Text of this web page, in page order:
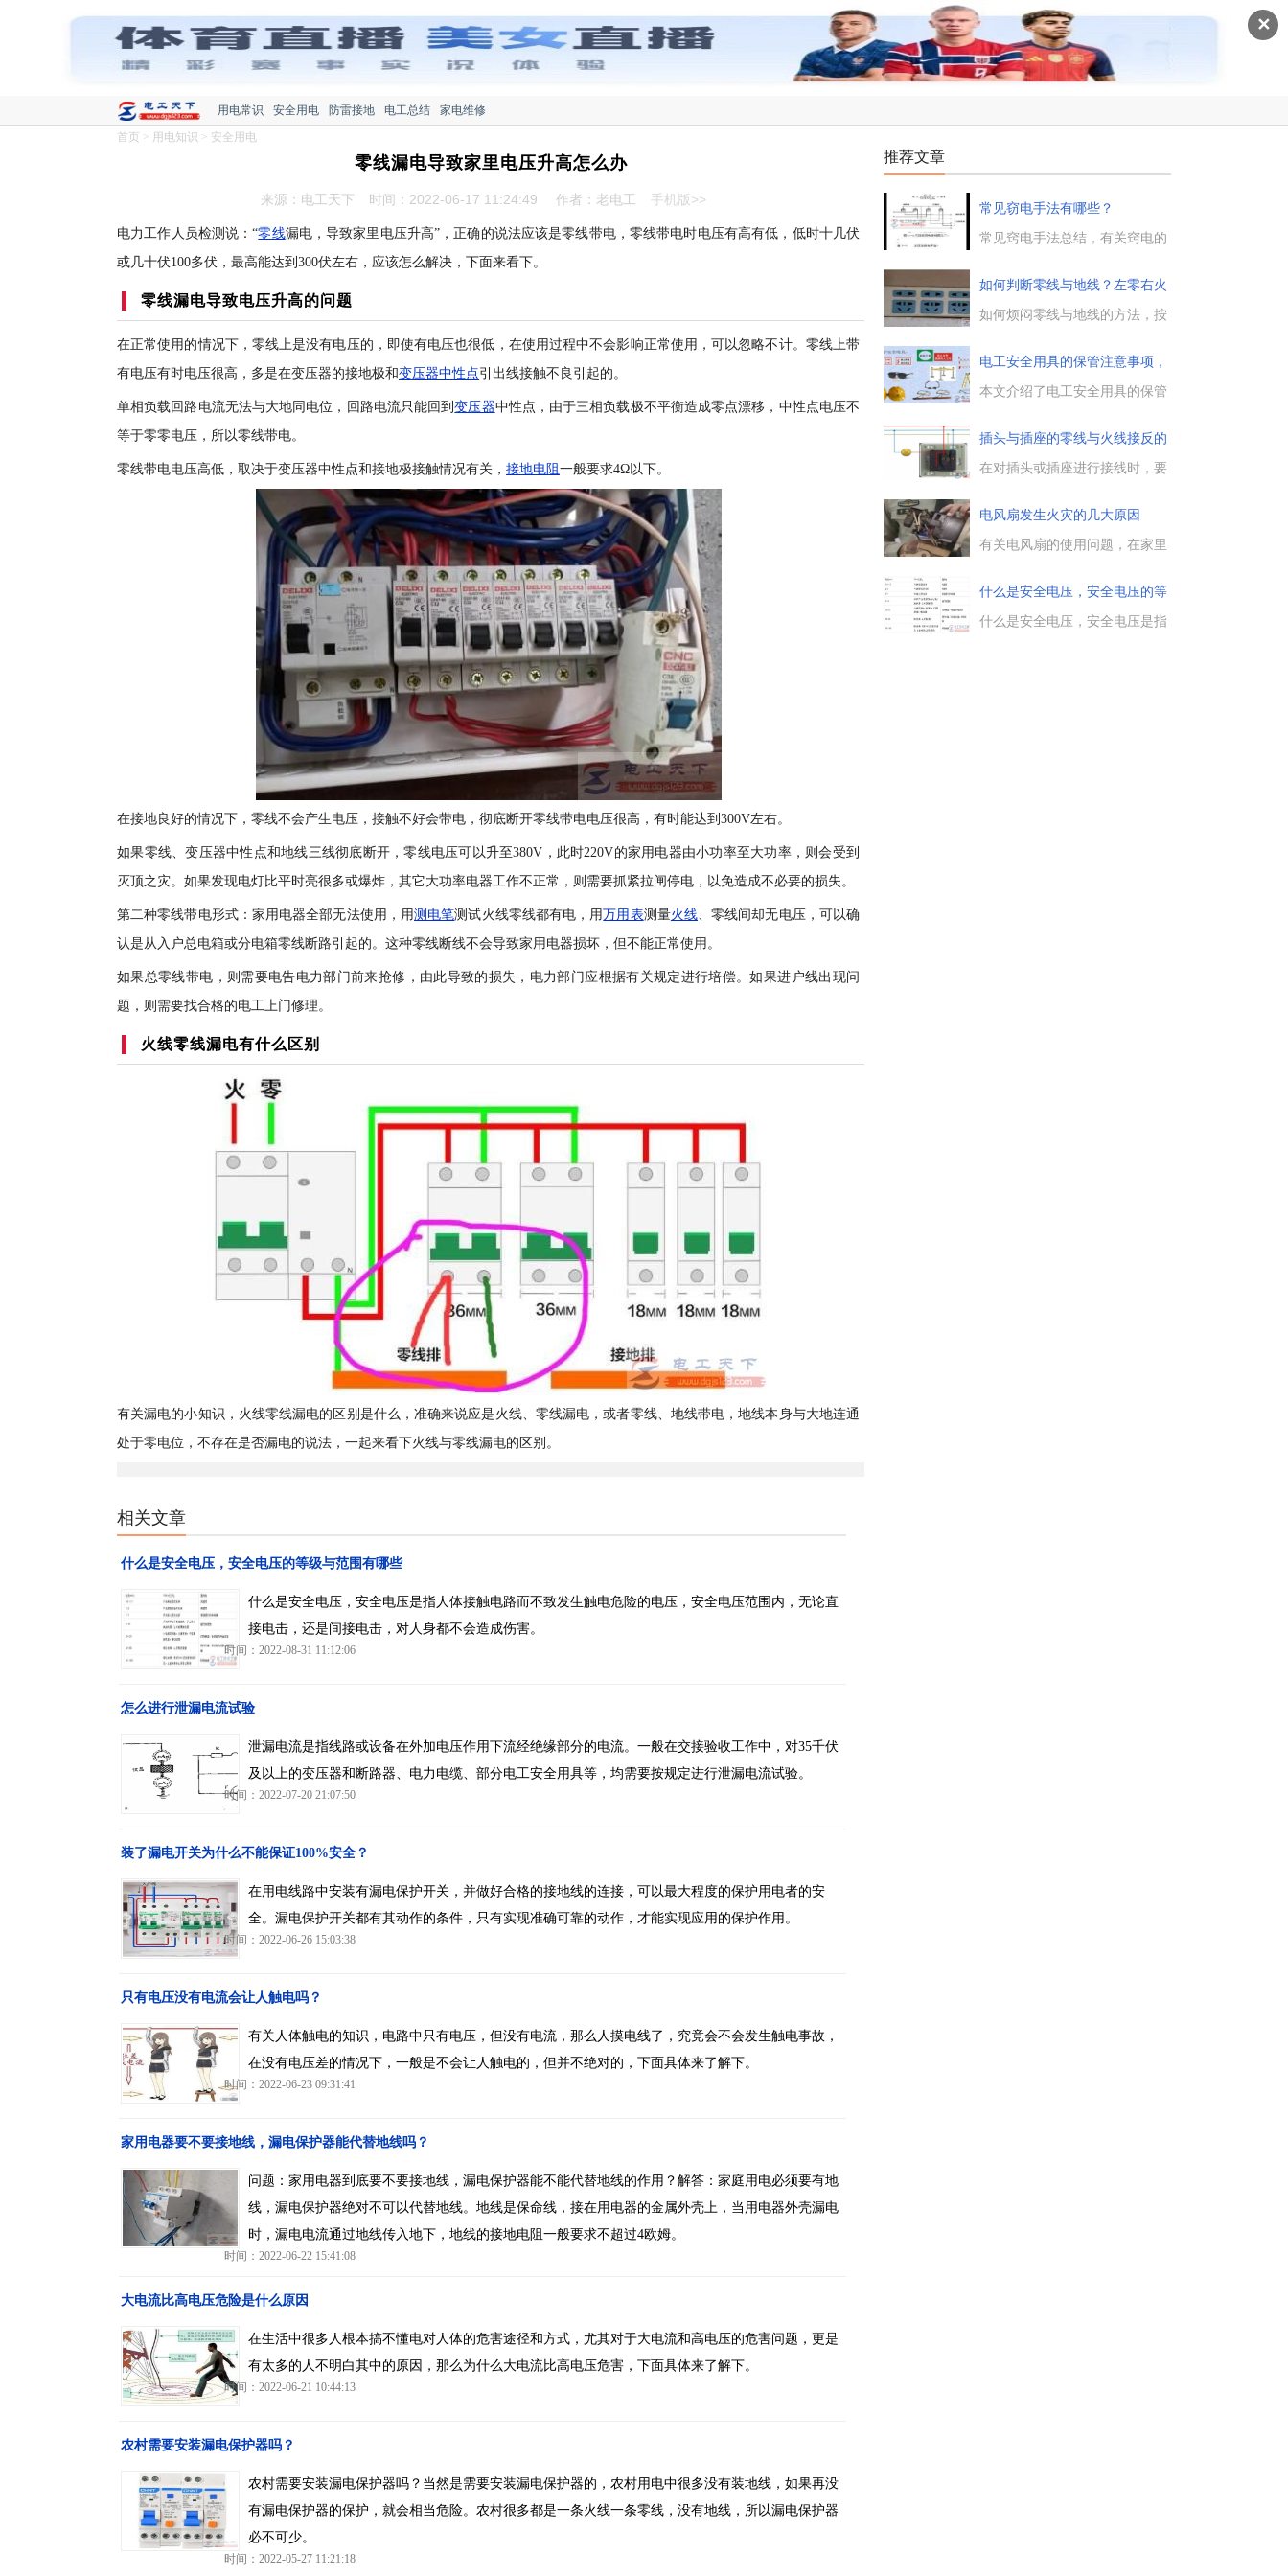
✕
用电常识 安全用电 防雷接地 电工总结
家电维修
首页 > 用电知识 > 安全用电
零线漏电导致家里电压升高怎么办
来源：电工天下 时间：2022-06-17 11:24:49 作者：老电工 手机版>>
电力工作人员检测说：“零线漏电，导致家里电压升高”，正确的说法应该是零线带电，零线带电时电压有高有低，低时十几伏
或几十伏100多伏，最高能达到300伏左右，应该怎么解决，下面来看下。
零线漏电导致电压升高的问题
在正常使用的情况下，零线上是没有电压的，即使有电压也很低，在使用过程中不会影响正常使用，可以忽略不计。零线上带
有电压有时电压很高，多是在变压器的接地极和变压器中性点引出线接触不良引起的。
单相负载回路电流无法与大地同电位，回路电流只能回到变压器中性点，由于三相负载极不平衡造成零点漂移，中性点电压不
等于零零电压，所以零线带电。
零线带电电压高低，取决于变压器中性点和接地极接触情况有关， 接地电阻 一般要求4Ω以下。
在接地良好的情况下，零线不会产生电压，接触不好会带电，彻底断开零线带电电压很高，有时能达到300V左右。
如果零线、变压器中性点和地线三线彻底断开，零线电压可以升至380V，此时220V的家用电器由小功率至大功率，则会受到
灭顶之灾。如果发现电灯比平时亮很多或爆炸，其它大功率电器工作不正常，则需要抓紧拉闸停电，以免造成不必要的损失。
第二种零线带电形式：家用电器全部无法使用，用测电笔测试火线零线都有电，用万用表测量火线、零线间却无电压，可以确
认是从入户总电箱或分电箱零线断路引起的。这种零线断线不会导致家用电器损坏，但不能正常使用。
如果总零线带电，则需要电告电力部门前来抢修，由此导致的损失，电力部门应根据有关规定进行培偿。如果进户线出现问
题，则需要找合格的电工上门修理。
火线零线漏电有什么区别
有关漏电的小知识，火线零线漏电的区别是什么，准确来说应是火线、零线漏电，或者零线、地线带电，地线本身与大地连通
处于零电位，不存在是否漏电的说法，一起来看下火线与零线漏电的区别。
相关文章
什么是安全电压，安全电压的等级与范围有哪些
什么是安全电压，安全电压是指人体接触电路而不致发生触电危险的电压，安全电压范围内，无论直
接电击，还是间接电击，对人身都不会造成伤害。
时间：2022-08-31 11:12:06
怎么进行泄漏电流试验
泄漏电流是指线路或设备在外加电压作用下流经绝缘部分的电流。一般在交接验收工作中，对35千伏
及以上的变压器和断路器、电力电缆、部分电工安全用具等，均需要按规定进行泄漏电流试验。
时间：2022-07-20 21:07:50
装了漏电开关为什么不能保证100%安全？
在用电线路中安装有漏电保护开关，并做好合格的接地线的连接，可以最大程度的保护用电者的安
全。漏电保护开关都有其动作的条件，只有实现准确可靠的动作，才能实现应用的保护作用。
时间：2022-06-26 15:03:38
只有电压没有电流会让人触电吗？
有关人体触电的知识，电路中只有电压，但没有电流，那么人摸电线了，究竟会不会发生触电事故，
在没有电压差的情况下，一般是不会让人触电的，但并不绝对的，下面具体来了解下。
时间：2022-06-23 09:31:41
家用电器要不要接地线，漏电保护器能代替地线吗？
问题：家用电器到底要不要接地线，漏电保护器能不能代替地线的作用？解答：家庭用电必须要有地
线，漏电保护器绝对不可以代替地线。地线是保命线，接在用电器的金属外壳上，当用电器外壳漏电
时，漏电电流通过地线传入地下，地线的接地电阻一般要求不超过4欧姆。
时间：2022-06-22 15:41:08
大电流比高电压危险是什么原因
在生活中很多人根本搞不懂电对人体的危害途径和方式，尤其对于大电流和高电压的危害问题，更是
有太多的人不明白其中的原因，那么为什么大电流比高电压危害，下面具体来了解下。
时间：2022-06-21 10:44:13
农村需要安装漏电保护器吗？
农村需要安装漏电保护器吗？当然是需要安装漏电保护器的，农村用电中很多没有装地线，如果再没
有漏电保护器的保护，就会相当危险。农村很多都是一条火线一条零线，没有地线，所以漏电保护器
必不可少。
时间：2022-05-27 11:21:18
推荐文章
常见窃电手法有哪些？
常见窍电手法总结，有关窍电的
窃电、移相法窃电、扩差法窃电
与无表法窃电，这些偷电方法的
实例与预防措施，需要的朋友参
如何判断零线与地线？左零右火
是什
如何烦闷零线与地线的方法，按
是左零右火，插座左边的孔是零
线，右边的孔是火线，上边那个
孔是地线。...
电工安全用具的保管注意事项，
安全
本文介绍了电工安全用具的保管
要求，包括绝缘拉杆、绝缘手
套、绝缘靴等的保护注意事项，
并介绍了安全用具的试验周期，
插头与插座的零线与火线接反的
问
在对插头或插座进行接线时，要
照“左零右火”的原则进行接线，
避免因零线火线接反带来的安全
隐患与事故。...
电风扇发生火灾的几大原因
有关电风扇的使用问题，在家里
生，电风扇发生火灾的常见原因
有哪些，有什么预防措施，一起
来看下。...
什么是安全电压，安全电压的等
级与
什么是安全电压，安全电压是指